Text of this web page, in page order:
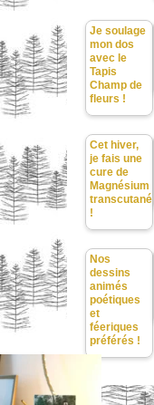
Je soulage
mon dos
avec le
Tapis
Champ de
fleurs !
Cet hiver,
je fais une
cure de
Magnésium
transcutané
!
Nos
dessins
animés
poétiques
et
féeriques
préférés !